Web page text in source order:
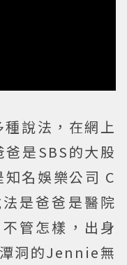
說法，在網上
是SBS的大股
名娛樂公司 C
是爸爸是醫院
管怎樣，出身
洞的Jennie無